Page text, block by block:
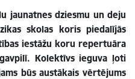
jaunatnes dziesmu un deju
skolas koris piedalījās
iestāžu koru repertuāra
Kolektīvs ieguva ļoti
būs austākais vērtējums